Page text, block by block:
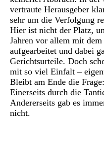
vertraute Herausgeber
sehr um die Verfolgung
Hier ist nicht der Platz,
Jahren vor allem mit
aufgearbeitet und dabei
Gerichtsurteile. Doch
mit so viel Einfalt –
Bleibt am Ende die
Einerseits durch die
Andererseits gab es
nicht.